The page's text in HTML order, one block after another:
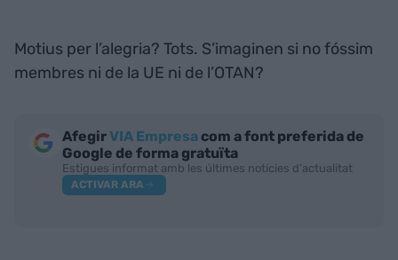
Motius per l’alegria? Tots. S’imaginen si no fóssim
membres ni de la UE ni de l’OTAN?
AfegirVIA Empresa com a font preferida de
Google de forma gratuïta
Estigues informat amb les últimes notícies d'actualitat
ACTIVAR ARA